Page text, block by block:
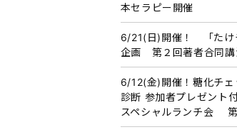
本セラピー開催
6/21(日)開催！ 「たけ
企画 第２回著者合同講
6/12(金)開催！糖化チェ
診断 参加者プレゼント
スペシャルランチ会